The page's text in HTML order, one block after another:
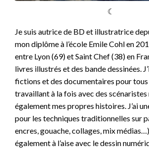
☾
Je suis autrice de BD et illustratrice
mon diplôme à l’école Emile Cohl en
entre Lyon (69) et Saint Chef (38) en
livres illustrés et des bande dessinées.
fictions et des documentaires pour
travaillant à la fois avec des
également mes propres histoires. J’ai
pour les techniques traditionnelles sur
encres, gouache, collages, mix
également à l’aise avec le dessin